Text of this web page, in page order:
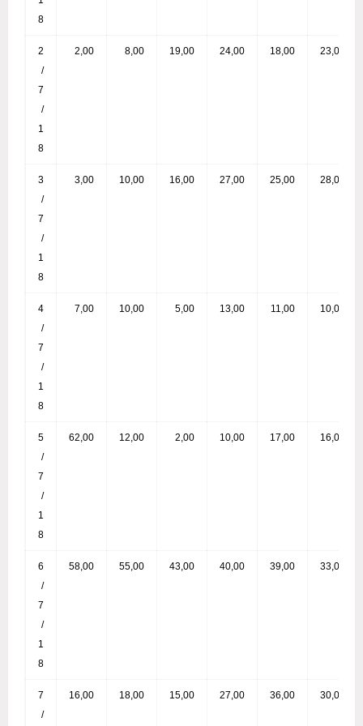
8
2
/
7
/
1
8
2,00 8,00 19,00 24,00 18,00 23,00
3
/
7
/
1
8
3,00 10,00 16,00 27,00 25,00 28,00
4
/
7
/
1
8
7,00 10,00 5,00 13,00 11,00 10,00
5
/
7
/
1
8
62,00 12,00 2,00 10,00 17,00 16,00
6
/
7
/
1
8
58,00 55,00 43,00 40,00 39,00 33,00
7
/
16,00 18,00 15,00 27,00 36,00 30,00